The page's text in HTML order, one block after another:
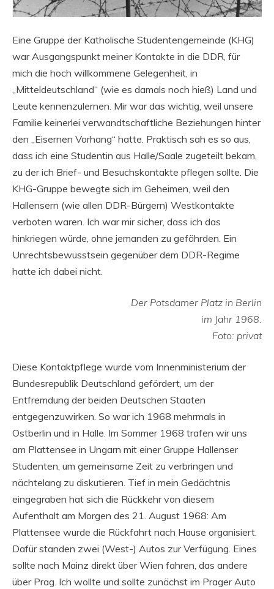
Eine Gruppe der Katholische Studentengemeinde (KHG)
war Ausgangspunkt meiner Kontakte in die DDR, für
mich die hoch willkommene Gelegenheit, in
„Mitteldeutschland“ (wie es damals noch hieß) Land und
Leute kennenzulernen. Mir war das wichtig, weil unsere
Familie keinerlei verwandtschaftliche Beziehungen hinter
den „Eisernen Vorhang“ hatte. Praktisch sah es so aus,
dass ich eine Studentin aus Halle/Saale zugeteilt bekam,
zu der ich Brief- und Besuchskontakte pflegen sollte. Die
KHG-Gruppe bewegte sich im Geheimen, weil den
Hallensern (wie allen DDR-Bürgern) Westkontakte
verboten waren. Ich war mir sicher, dass ich das
hinkriegen würde, ohne jemanden zu gefährden. Ein
Unrechtsbewusstsein gegenüber dem DDR-Regime
hatte ich dabei nicht.
Der Potsdamer Platz in Berlin
im Jahr 1968.
Foto: privat
Diese Kontaktpflege wurde vom Innenministerium der
Bundesrepublik Deutschland gefördert, um der
Entfremdung der beiden Deutschen Staaten
entgegenzuwirken. So war ich 1968 mehrmals in
Ostberlin und in Halle. Im Sommer 1968 trafen wir uns
am Plattensee in Ungarn mit einer Gruppe Hallenser
Studenten, um gemeinsame Zeit zu verbringen und
nächtelang zu diskutieren. Tief in mein Gedächtnis
eingegraben hat sich die Rückkehr von diesem
Aufenthalt am Morgen des 21. August 1968: Am
Plattensee wurde die Rückfahrt nach Hause organisiert.
Dafür standen zwei (West-) Autos zur Verfügung. Eines
sollte nach Mainz direkt über Wien fahren, das andere
über Prag. Ich wollte und sollte zunächst im Prager Auto